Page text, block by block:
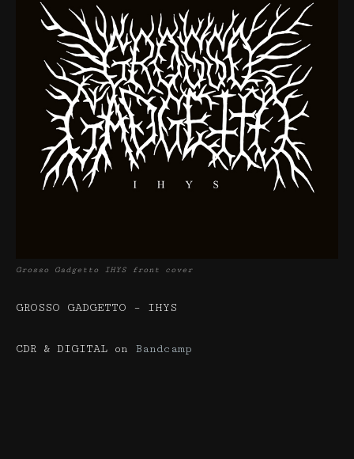
Grosso Gadgetto IHYS front cover
GROSSO GADGETTO – IHYS
CDR & DIGITAL on Bandcamp